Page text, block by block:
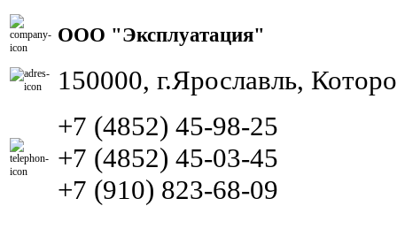
ООО "Эксплуатация"
150000, г.Ярославль,
+7 (4852) 45-98-25
+7 (4852) 45-03-45
+7 (910) 823-68-09